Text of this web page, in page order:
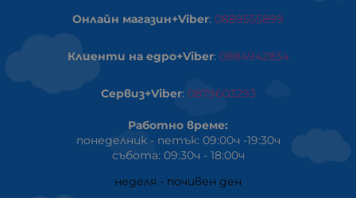
Онлайн магазин+Viber: 0889555899
Клиенти на едро+Viber: 0884942834
Сервиз+Viber: 0879603293
Работно време:
понеделник - петък: 09:00ч -19:30ч
събота: 09:30ч - 18:00ч
неделя - почивен ден